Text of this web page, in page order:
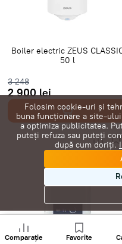
Boiler electric ZEUS
50 l
3 248
2 900 lei
Comparație Favorite
Folosim cookie-uri și
buna funcționare a site-
a optimiza publicitatea.
puteți refuza sau puteți
după cum doriți.